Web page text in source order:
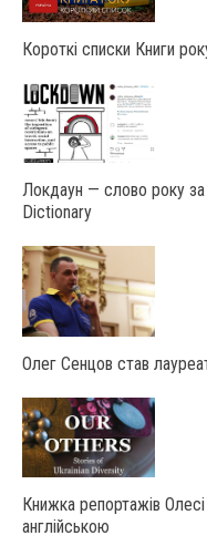
Короткі списки Книги
Локдаун — слово року
Dictionary
Олег Сенцов став
Книжка репортажів
англійською